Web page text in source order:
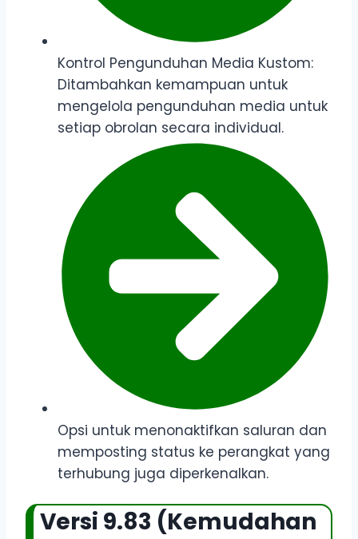
Kontrol Pengunduhan Media Kustom:
Ditambahkan kemampuan untuk
mengelola pengunduhan media untuk
setiap obrolan secara individual.
Opsi untuk menonaktifkan saluran dan
memposting status ke perangkat yang
terhubung juga diperkenalkan.
Versi 9.83 (Kemudahan